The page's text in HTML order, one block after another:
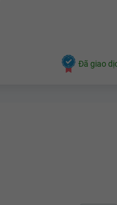
Đã giao